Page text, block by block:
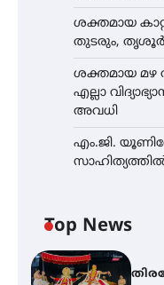
ശക്തമായ
തുടരും, തൃശൂർ
ശക്തമായ മഴ
എല്ലാ
അവധി
എം.ജി.
Top News